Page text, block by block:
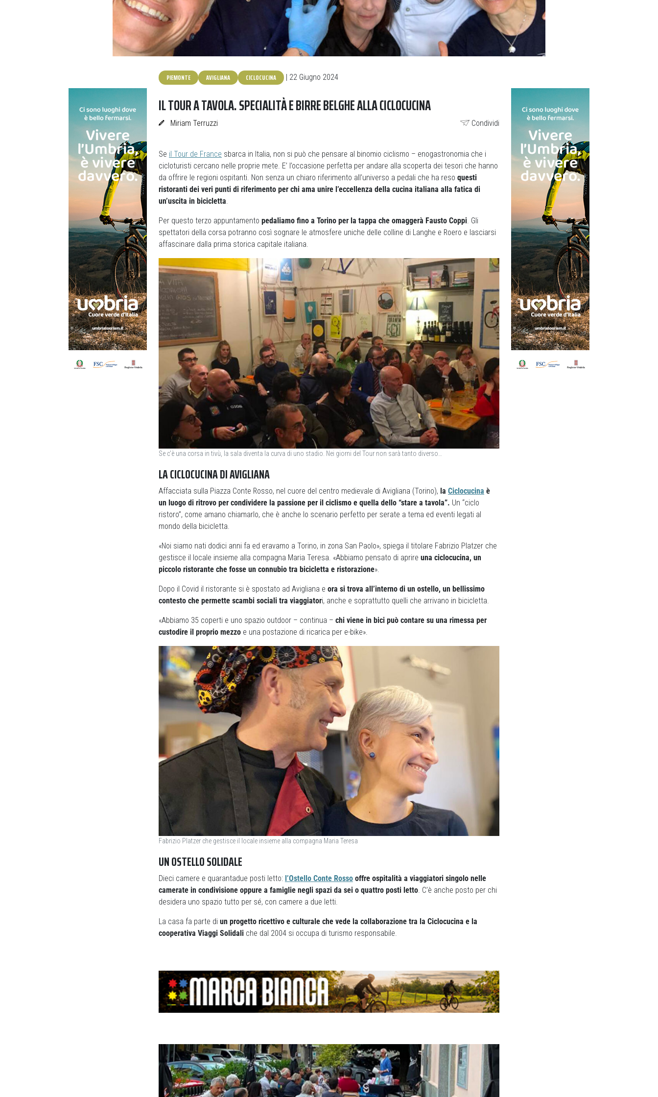
PIEMONTE AVIGLIANA CICLOCUCINA | 22 Giugno 2024
IL TOUR A TAVOLA. SPECIALITÀ E BIRRE BELGHE ALLA CICLOCUCINA
Miriam Terruzzi Condividi
Se il Tour de France sbarca in Italia, non si può che pensare al binomio ciclismo – enogastronomia che i
cicloturisti cercano nelle proprie mete. E’ l’occasione perfetta per andare alla scoperta dei tesori che hanno
da offrire le regioni ospitanti. Non senza un chiaro riferimento all’universo a pedali che ha reso questi
ristoranti dei veri punti di riferimento per chi ama unire l’eccellenza della cucina italiana alla fatica di
un’uscita in bicicletta.
Per questo terzo appuntamento pedaliamo fino a Torino per la tappa che omaggerà Fausto Coppi. Gli
spettatori della corsa potranno così sognare le atmosfere uniche delle colline di Langhe e Roero e lasciarsi
affascinare dalla prima storica capitale italiana.
Se c’è una corsa in tivù, la sala diventa la curva di uno stadio. Nei giorni del Tour non sarà tanto diverso…
LA CICLOCUCINA DI AVIGLIANA
Affacciata sulla Piazza Conte Rosso, nel cuore del centro medievale di Avigliana (Torino), la Ciclocucina è
un luogo di ritrovo per condividere la passione per il ciclismo e quella dello “stare a tavola”. Un “ciclo
ristoro”, come amano chiamarlo, che è anche lo scenario perfetto per serate a tema ed eventi legati al
mondo della bicicletta.
«Noi siamo nati dodici anni fa ed eravamo a Torino, in zona San Paolo», spiega il titolare Fabrizio Platzer che
gestisce il locale insieme alla compagna Maria Teresa. «Abbiamo pensato di aprire una ciclocucina, un
piccolo ristorante che fosse un connubio tra bicicletta e ristorazione».
Dopo il Covid il ristorante si è spostato ad Avigliana e ora si trova all’interno di un ostello, un bellissimo
contesto che permette scambi sociali tra viaggiatori, anche e soprattutto quelli che arrivano in bicicletta.
«Abbiamo 35 coperti e uno spazio outdoor – continua – chi viene in bici può contare su una rimessa per
custodire il proprio mezzo e una postazione di ricarica per e-bike».
Fabrizio Platzer che gestisce il locale insieme alla compagna Maria Teresa
UN OSTELLO SOLIDALE
Dieci camere e quarantadue posti letto: l’Ostello Conte Rosso offre ospitalità a viaggiatori singolo nelle
camerate in condivisione oppure a famiglie negli spazi da sei o quattro posti letto. C’è anche posto per chi
desidera uno spazio tutto per sé, con camere a due letti.
La casa fa parte di un progetto ricettivo e culturale che vede la collaborazione tra la Ciclocucina e la
cooperativa Viaggi Solidali che dal 2004 si occupa di turismo responsabile.